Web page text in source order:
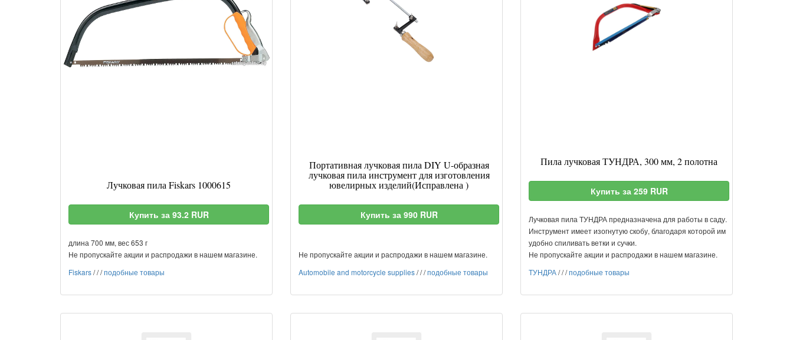
Лучковая пила Fiskars 1000615
Купить за 93.2 RUR
длина 700 мм, вес 653 г
Не пропускайте акции и распродажи в нашем магазине.
Fiskars///подобные товары
Портативная лучковая пила DIY U-образная
лучковая пила инструмент для изготовления
ювелирных изделий(Исправлена )
Купить за 990 RUR
Не пропускайте акции и распродажи в нашем магазине.
Automobile and motorcycle supplies///подобные товары
Пила лучковая ТУНДРА, 300 мм, 2 полотна
Купить за 259 RUR
Лучковая пила ТУНДРА предназначена для работы в саду.
Инструмент имеет изогнутую скобу, благодаря которой им
удобно спиливать ветки и сучки.
Не пропускайте акции и распродажи в нашем магазине.
ТУНДРА///подобные товары